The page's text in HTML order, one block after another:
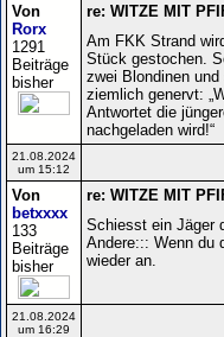
Von
Rorx
1291
Beiträge
bisher
re: WITZE MIT
Am FKK Strand
Stück gestochen.
zwei Blondinen
ziemlich genervt:
Antwortet die
nachgeladen wird!“
21.08.2024
um 15:12
Von
betxxxx
133
Beiträge
bisher
re: WITZE MIT
Schiesst ein Jäger
Andere::: Wenn du
wieder an.
21.08.2024
um 16:29